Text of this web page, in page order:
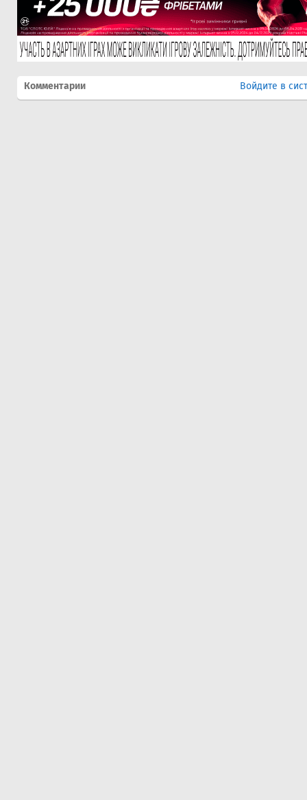
Комментарии Войдите в